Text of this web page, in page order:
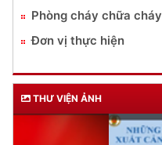
Phòng cháy chữa cháy
Đơn vị thực hiện
THƯ VIỆN ẢNH